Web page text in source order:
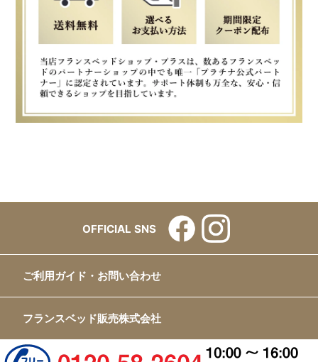
OFFICIAL SNS
ご利用ガイド・お問い合わせ
フランスベッド販売株式会社